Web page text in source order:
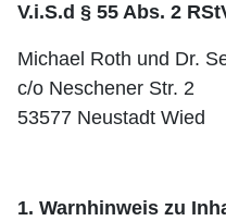
V.i.S.d § 55 Abs. 2
Michael Roth und Dr.
c/o Neschener Str. 2
53577 Neustadt Wied
1. Warnhinweis zu